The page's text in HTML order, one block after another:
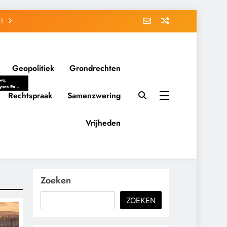
Geopolitiek Grondrechten
En
Politieke
Belangen
Rechtspraak Samenzwering
Vrijheden
Zoeken
ZOEKEN